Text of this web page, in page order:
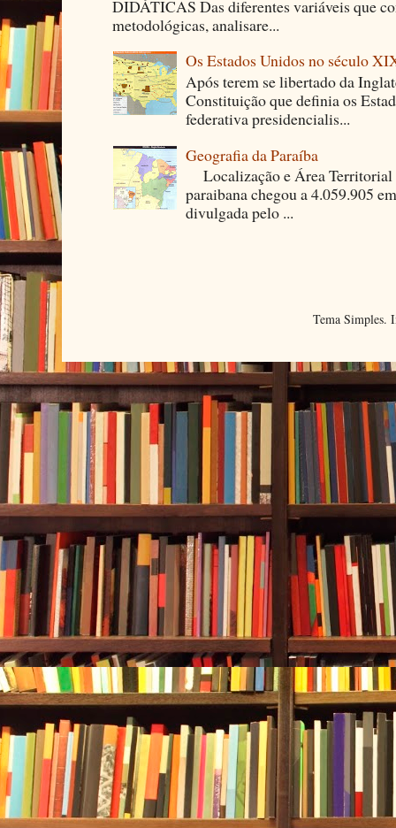
DIDÁTICAS Das diferentes variáveis que
metodológicas, analisare...
Os Estados Unidos no século
Após terem se libertado da
Constituição que definia os
federativa presidencialis...
Geografia da Paraíba
Localização e Área
paraibana chegou a 4.059.905
divulgada pelo ...
Tema Simples.